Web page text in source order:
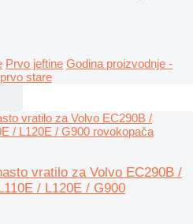
Prvo jeftine Godina proizvodnje -
stare
vratilo za Volvo EC290B /
/ L120E / G900